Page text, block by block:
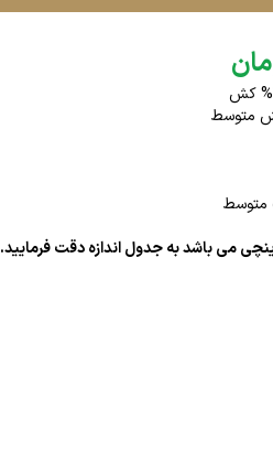
متوسط
متوسط
می باشد به جدول اندازه دقت فرمایید.